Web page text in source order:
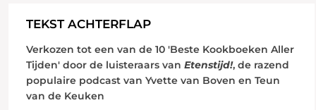
TEKST ACHTERFLAP
Verkozen tot een van de 10 'Beste Kookboeken Aller
Tijden' door de luisteraars van Etenstijd!, de razend
populaire podcast van Yvette van Boven en Teun
van de Keuken